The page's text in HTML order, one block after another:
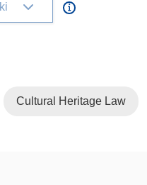
Cultural Heritage Law